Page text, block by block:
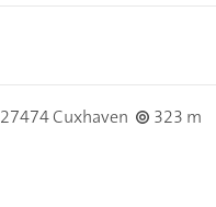
27474 Cuxhaven
323 m